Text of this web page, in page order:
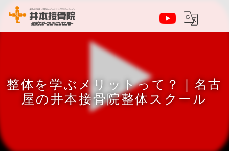
整体を学ぶメリットって？｜名古
屋の井本接骨院整体スクール